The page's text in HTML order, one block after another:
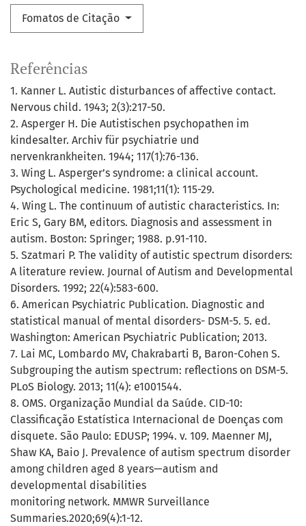
Fomatos de Citação
Referências
1. Kanner L. Autistic disturbances of affective contact.
Nervous child. 1943; 2(3):217-50.
2. Asperger H. Die Autistischen psychopathen im
kindesalter. Archiv für psychiatrie und
nervenkrankheiten. 1944; 117(1):76-136.
3. Wing L. Asperger’s syndrome: a clinical account.
Psychological medicine. 1981;11(1): 115-29.
4. Wing L. The continuum of autistic characteristics. In:
Eric S, Gary BM, editors. Diagnosis and assessment in
autism. Boston: Springer; 1988. p.91-110.
5. Szatmari P. The validity of autistic spectrum disorders:
A literature review. Journal of Autism and Developmental
Disorders. 1992; 22(4):583-600.
6. American Psychiatric Publication. Diagnostic and
statistical manual of mental disorders- DSM-5. 5. ed.
Washington: American Psychiatric Publication; 2013.
7. Lai MC, Lombardo MV, Chakrabarti B, Baron-Cohen S.
Subgrouping the autism spectrum: reflections on DSM-5.
PLoS Biology. 2013; 11(4): e1001544.
8. OMS. Organização Mundial da Saúde. CID-10:
Classificação Estatística Internacional de Doenças com
disquete. São Paulo: EDUSP; 1994. v. 109. Maenner MJ,
Shaw KA, Baio J. Prevalence of autism spectrum disorder
among children aged 8 years—autism and
developmental disabilities
monitoring network. MMWR Surveillance
Summaries.2020;69(4):1-12.